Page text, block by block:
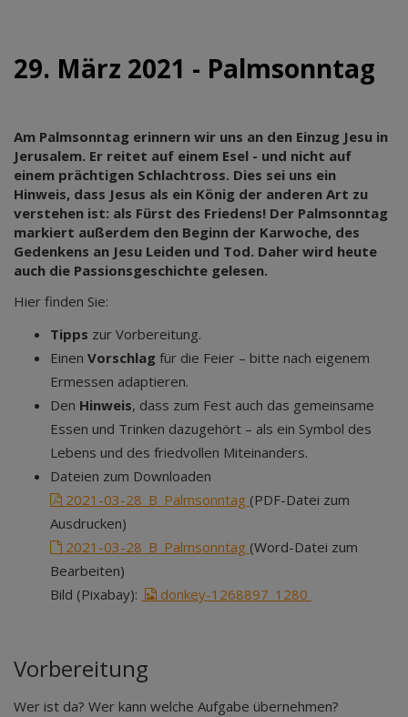
29. März 2021 - Palmsonntag
Am Palmsonntag erinnern wir uns an den Einzug Jesu in
Jerusalem. Er reitet auf einem Esel - und nicht auf
einem prächtigen Schlachtross. Dies sei uns ein
Hinweis, dass Jesus als ein König der anderen Art zu
verstehen ist: als Fürst des Friedens! Der Palmsonntag
markiert außerdem den Beginn der Karwoche, des
Gedenkens an Jesu Leiden und Tod. Daher wird heute
auch die Passionsgeschichte gelesen.
Hier finden Sie:
Tipps zur Vorbereitung.
Einen Vorschlag für die Feier – bitte nach eigenem
Ermessen adaptieren.
Den Hinweis, dass zum Fest auch das gemeinsame
Essen und Trinken dazugehört – als ein Symbol des
Lebens und des friedvollen Miteinanders.
Dateien zum Downloaden
2021-03-28_B_Palmsonntag (PDF-Datei zum
Ausdrucken)
2021-03-28_B_Palmsonntag (Word-Datei zum
Bearbeiten)
Bild (Pixabay):
donkey-1268897_1280
Vorbereitung
Wer ist da? Wer kann welche Aufgabe übernehmen?